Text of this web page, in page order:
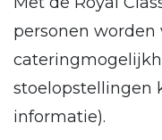
personen worden
stoelopstellingen
informatie).